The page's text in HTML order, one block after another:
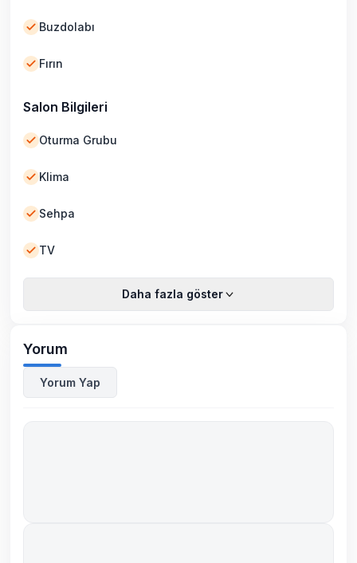
Buzdolabı
Fırın
Salon Bilgileri
Oturma Grubu
Klima
Sehpa
TV
Daha fazla göster
Yorum
Yorum Yap